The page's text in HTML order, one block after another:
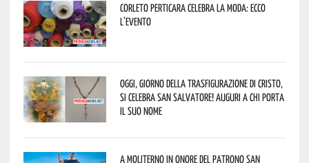
Corleto Perticara celebra la moda: ecco
l’evento
Oggi, giorno della Trasfigurazione di Cristo,
si celebra San Salvatore! Auguri a chi porta
il suo nome
A Moliterno in onore del Patrono San